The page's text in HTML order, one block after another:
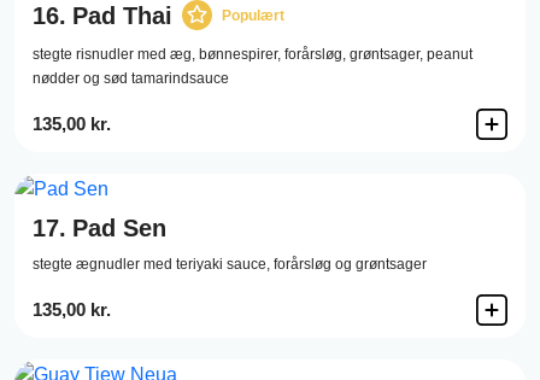
16. Pad Thai Populært
stegte risnudler med æg, bønnespirer, forårsløg, grøntsager, peanut
nødder og sød tamarindsauce
135,00 kr.
17. Pad Sen
stegte ægnudler med teriyaki sauce, forårsløg og grøntsager
135,00 kr.